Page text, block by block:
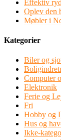
Effektiv
Oplev den
Møbler i
Kategorier
Biler og
Computer
Elektronik
Ferie og
Fri
Hobby og
Hus og
Ikke-